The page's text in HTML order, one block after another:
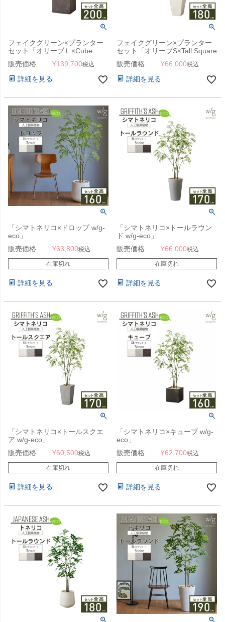
フェイクグリーン×プランター
セット「オリーブＬ×Cube
w/g」[高さ200cm・人工樹木・
人工観葉植物]
販売価格 ¥139,700税込
詳細を見る
フェイクグリーン×プランター
セット「オリーブS×Tall Square
w/g」[高さ180cm・人工樹木・
人工観葉植物]
販売価格 ¥66,000税込
詳細を見る
「シマトネリコ×ドロップ w/g-
eco」
販売価格
¥63,800税込
在庫切れ
詳細を見る
「シマトネリコ×トールラウン
ド w/g-eco」
販売価格
¥66,000税込
在庫切れ
詳細を見る
「シマトネリコ×トールスクエ
ア w/g-eco」
販売価格
¥60,500税込
在庫切れ
詳細を見る
「シマトネリコ×キューブ w/g-
eco」
販売価格
¥62,700税込
在庫切れ
詳細を見る